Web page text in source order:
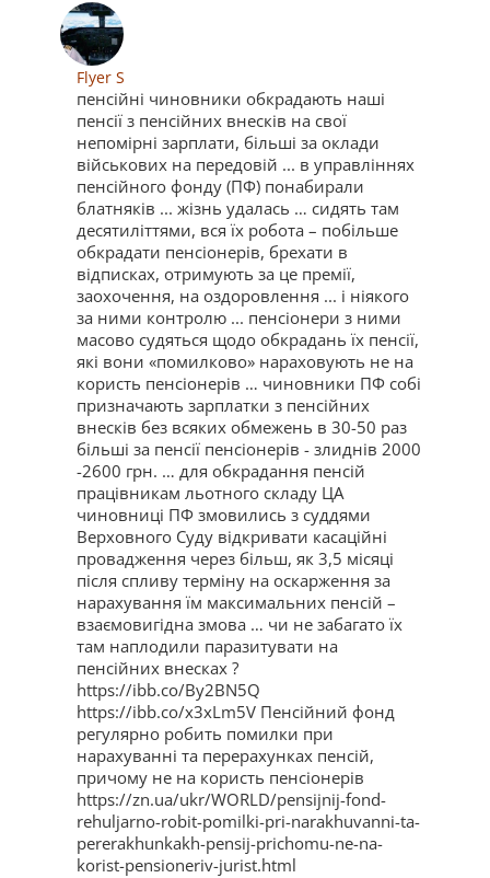
Flyer S
пенсійні чиновники обкрадають наші
пенсії з пенсійних внесків на свої
непомірні зарплати, більші за оклади
військових на передовій ... в управліннях
пенсійного фонду (ПФ) понабирали
блатняків ... жізнь удалась … сидять там
десятиліттями, вся їх робота – побільше
обкрадати пенсіонерів, брехати в
відписках, отримують за це премії,
заохочення, на оздоровлення ... і ніякого
за ними контролю ... пенсіонери з ними
масово судяться щодо обкрадань їх пенсії,
які вони «помилково» нараховують не на
користь пенсіонерів … чиновники ПФ собі
призначають зарплатки з пенсійних
внесків без всяких обмежень в 30-50 раз
більші за пенсії пенсіонерів - злиднів 2000
-2600 грн. … для обкрадання пенсій
працівникам льотного складу ЦА
чиновниці ПФ змовились з суддями
Верховного Суду відкривати касаційні
провадження через більш, як 3,5 місяці
після спливу терміну на оскарження за
нарахування їм максимальних пенсій –
взаємовигідна змова … чи не забагато їх
там наплодили паразитувати на
пенсійних внесках ?
https://ibb.co/By2BN5Q
https://ibb.co/x3xLm5V Пенсійний фонд
регулярно робить помилки при
нарахуванні та перерахунках пенсій,
причому не на користь пенсіонерів
https://zn.ua/ukr/WORLD/pensijnij-fond-
rehuljarno-robit-pomilki-pri-narakhuvanni-ta-
pererakhunkakh-pensij-prichomu-ne-na-
korist-pensioneriv-jurist.html